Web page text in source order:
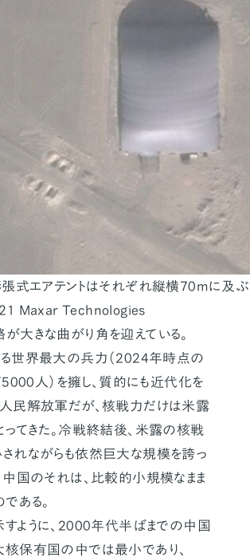
式エアテントはそれぞれ縦横70mに及ぶ
Maxar Technologies
大きな曲がり角を迎えている。
世界最大の兵力（2024年時点の
人）を擁し、質的にも近代化を
民解放軍だが、核戦力だけは米露
ってきた。冷戦終結後、米露の核戦
れながらも依然巨大な規模を誇っ
中国のそれは、比較的小規模なまま
ある。
ように、2000年代半ばまでの中国
保有国の中では最小であり、